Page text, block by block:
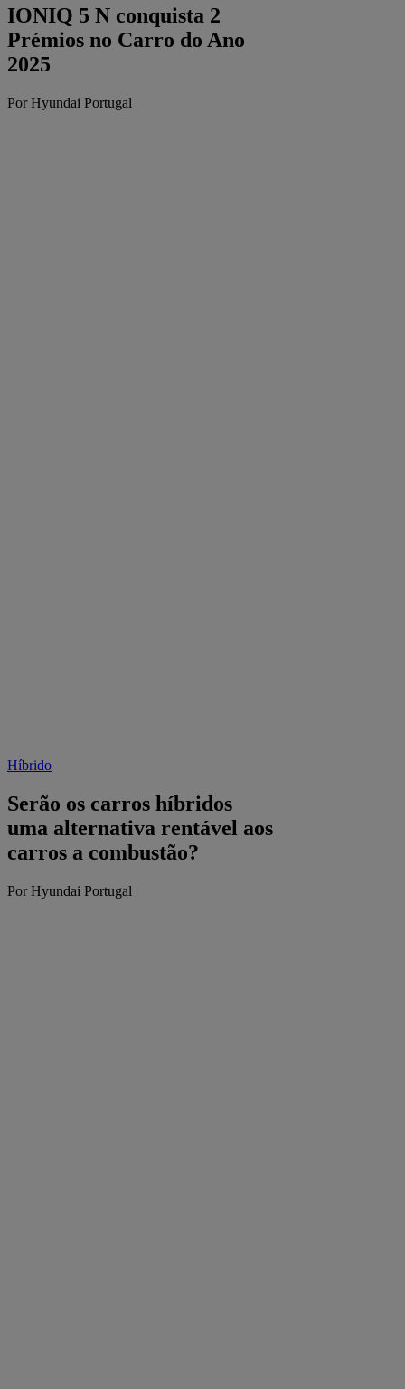
IONIQ 5 N conquista 2
Prémios no Carro do Ano
2025
Por Hyundai Portugal
Híbrido
Serão os carros híbridos
uma alternativa rentável aos
carros a combustão?
Por Hyundai Portugal